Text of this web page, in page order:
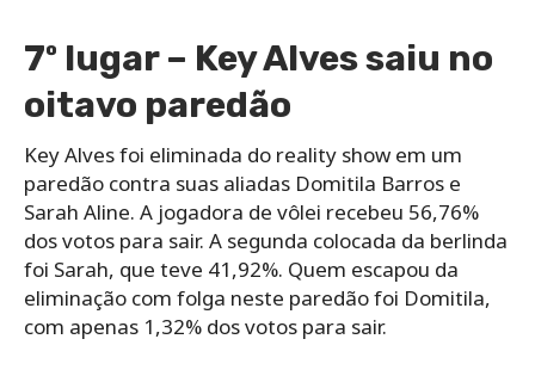
7º lugar – Key Alves saiu no
oitavo paredão
Key Alves foi eliminada do reality show em um
paredão contra suas aliadas Domitila Barros e
Sarah Aline. A jogadora de vôlei recebeu 56,76%
dos votos para sair. A segunda colocada da berlinda
foi Sarah, que teve 41,92%. Quem escapou da
eliminação com folga neste paredão foi Domitila,
com apenas 1,32% dos votos para sair.